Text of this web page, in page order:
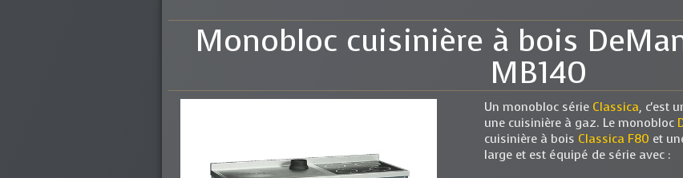
Monobloc cuisinière à bois
MB140
Un monobloc série Classica, c'est
une cuisinière à gaz. Le monobloc
cuisinière à bois Classica F80 et
large et est équipé de série avec :